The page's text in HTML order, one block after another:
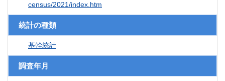
census/2021/index.htm
統計の種類
基幹統計
調査年月